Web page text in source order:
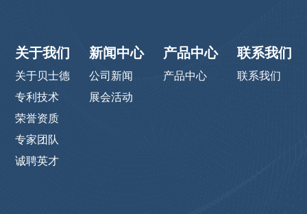
关于我们
关于贝士德
专利技术
荣誉资质
专家团队
诚聘英才
新闻中心
公司新闻
展会活动
产品中心
产品中心
联系我们
联系我们